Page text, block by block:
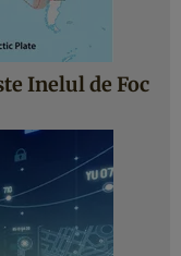
Inelul de Foc